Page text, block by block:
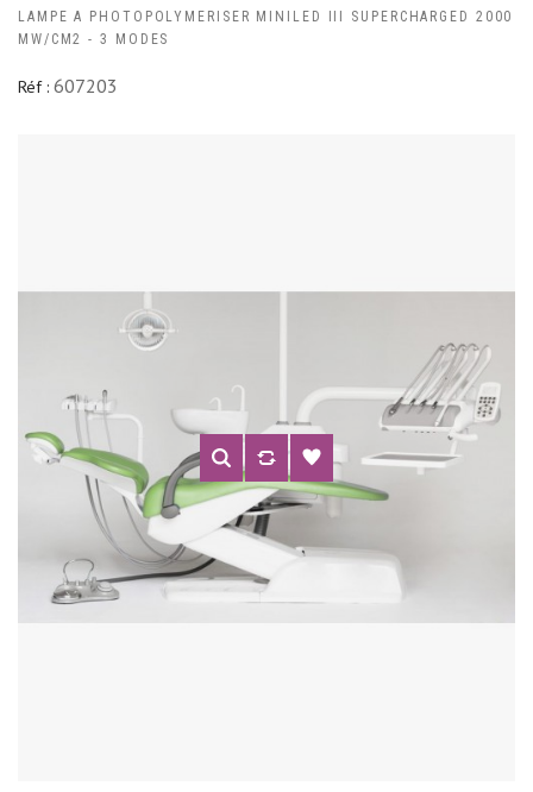
LAMPE A PHOTOPOLYMERISER MINILED III SUPERCHARGED 2000
MW/CM2 - 3 MODES
Réf : 607203